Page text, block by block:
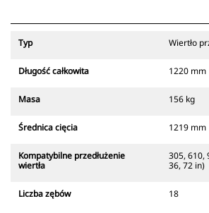
Typ Wiertło
Długość całkowita 1220 mm
Masa 156 kg
Średnica cięcia 1219 mm
Kompatybilne przedłużenie
wiertła
305, 610,
36, 72 in)
Liczba zębów 18